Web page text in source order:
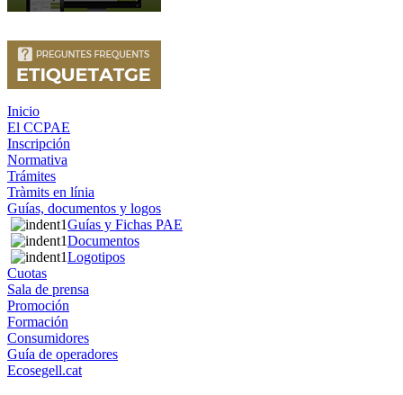
Inicio
El CCPAE
Inscripción
Normativa
Trámites
Tràmits en línia
Guías, documentos y logos
Guías y Fichas PAE
Documentos
Logotipos
Cuotas
Sala de prensa
Promoción
Formación
Consumidores
Guía de operadores
Ecosegell.cat